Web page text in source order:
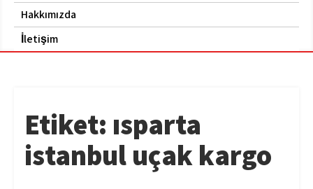
Hakkımızda
İletişim
Etiket: ısparta
istanbul uçak kargo